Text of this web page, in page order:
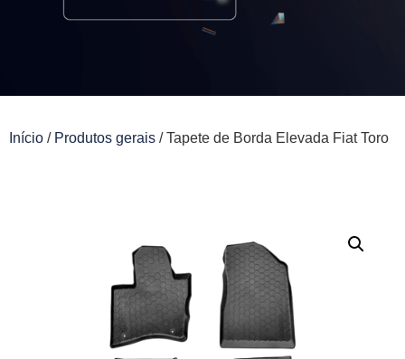
Início / Produtos gerais / Tapete de Borda Elevada Fiat Toro